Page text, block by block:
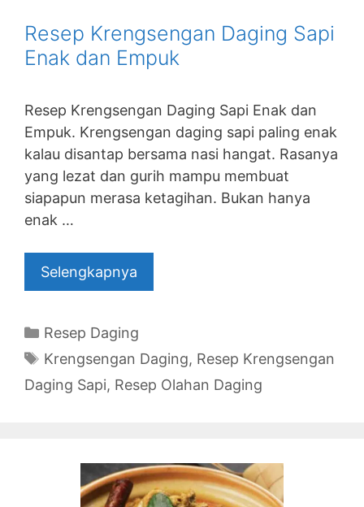
Resep Krengsengan Daging Sapi
Enak dan Empuk
Resep Krengsengan Daging Sapi Enak dan
Empuk. Krengsengan daging sapi paling enak
kalau disantap bersama nasi hangat. Rasanya
yang lezat dan gurih mampu membuat
siapapun merasa ketagihan. Bukan hanya
enak …
Selengkapnya
Categories
Resep Daging
Tags
Krengsengan Daging, Resep Krengsengan
Daging Sapi, Resep Olahan Daging